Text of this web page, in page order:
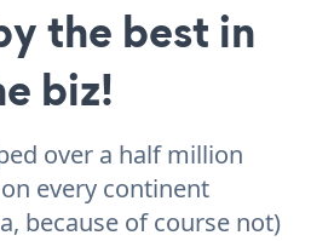
the best in
biz!
over a half million
every continent
because of course not)